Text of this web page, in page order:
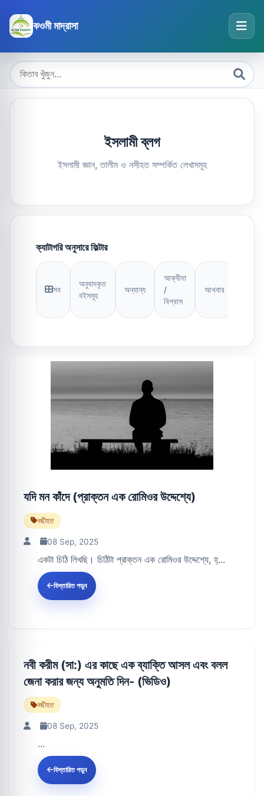
কওমী মাদ্রাসা
ইসলামী ব্লগ
ইসলামী জ্ঞান, তালীম ও নসীহত সম্পর্কিত লেখাসমূহ
ক্যাটাগরি অনুসারে ফিল্টার
সব
অনুবাদকৃত
বইসমূহ
অন্যান্য
আক্বীদা
/
বিশ্বাস
আখবার
যদি মন কাঁদে (প্রাক্তন এক রোমিওর উদ্দেশ্যে)
নছীহত
08 Sep, 2025
একটা চিঠি লিখছি। চিঠিটা প্রাক্তন এক রোমিওর উদ্দেশ্যে, হ্...
বিস্তারিত পড়ুন
নবী করীম (সা:) এর কাছে এক ব্যাক্তি আসল এবং বলল
জেনা করার জন্য অনুমতি দিন- (ভিডিও)
নছীহত
08 Sep, 2025
...
বিস্তারিত পড়ুন